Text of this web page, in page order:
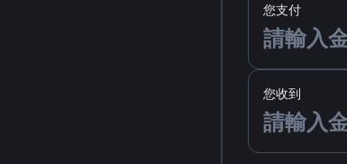
您支付
您收到